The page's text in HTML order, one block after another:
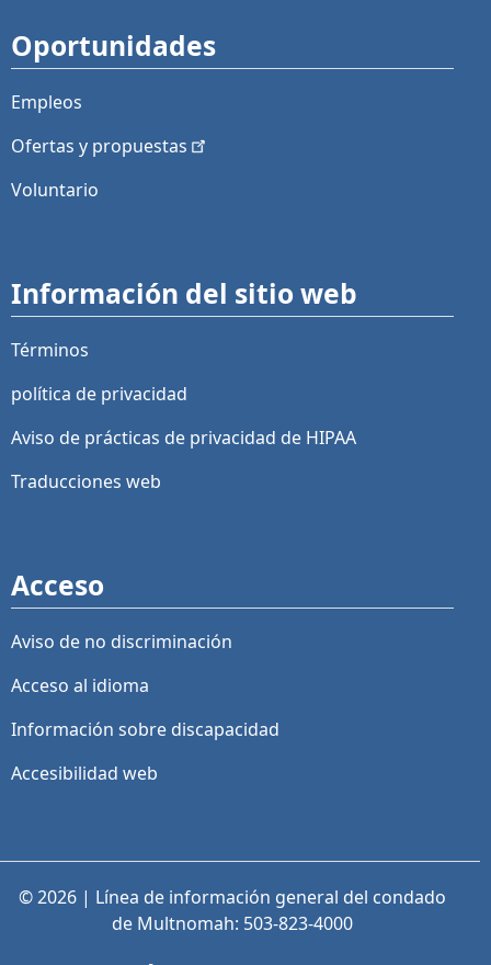
Oportunidades
Empleos
Ofertas y propuestas
Voluntario
Información del sitio web
Términos
política de privacidad
Aviso de prácticas de privacidad de HIPAA
Traducciones web
Acceso
Aviso de no discriminación
Acceso al idioma
Información sobre discapacidad
Accesibilidad web
© 2026 | Línea de información general del condado
de Multnomah: 503-823-4000